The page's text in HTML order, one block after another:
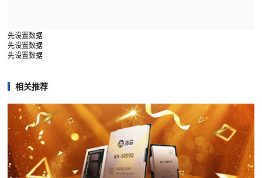
先设置数据
先设置数据
先设置数据
相关推荐